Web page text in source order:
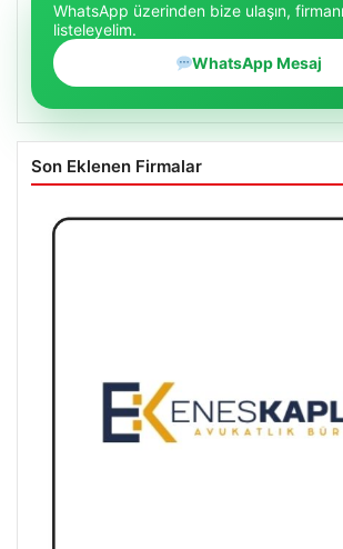
WhatsApp üzerinden bize ulaşın,
listeleyelim.
WhatsApp Mesaj
Son Eklenen Firmalar